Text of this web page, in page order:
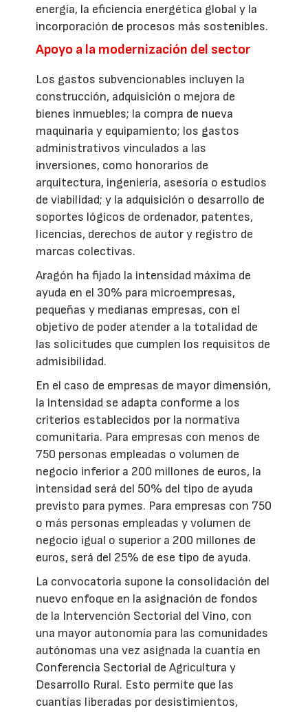
energía, la eficiencia energética global y la
incorporación de procesos más sostenibles.
Apoyo a la modernización del sector
Los gastos subvencionables incluyen la
construcción, adquisición o mejora de
bienes inmuebles; la compra de nueva
maquinaria y equipamiento; los gastos
administrativos vinculados a las
inversiones, como honorarios de
arquitectura, ingeniería, asesoría o estudios
de viabilidad; y la adquisición o desarrollo de
soportes lógicos de ordenador, patentes,
licencias, derechos de autor y registro de
marcas colectivas.
Aragón ha fijado la intensidad máxima de
ayuda en el 30% para microempresas,
pequeñas y medianas empresas, con el
objetivo de poder atender a la totalidad de
las solicitudes que cumplen los requisitos de
admisibilidad.
En el caso de empresas de mayor dimensión,
la intensidad se adapta conforme a los
criterios establecidos por la normativa
comunitaria. Para empresas con menos de
750 personas empleadas o volumen de
negocio inferior a 200 millones de euros, la
intensidad será del 50% del tipo de ayuda
previsto para pymes. Para empresas con 750
o más personas empleadas y volumen de
negocio igual o superior a 200 millones de
euros, será del 25% de ese tipo de ayuda.
La convocatoria supone la consolidación del
nuevo enfoque en la asignación de fondos
de la Intervención Sectorial del Vino, con
una mayor autonomía para las comunidades
autónomas una vez asignada la cuantía en
Conferencia Sectorial de Agricultura y
Desarrollo Rural. Esto permite que las
cuantías liberadas por desistimientos,